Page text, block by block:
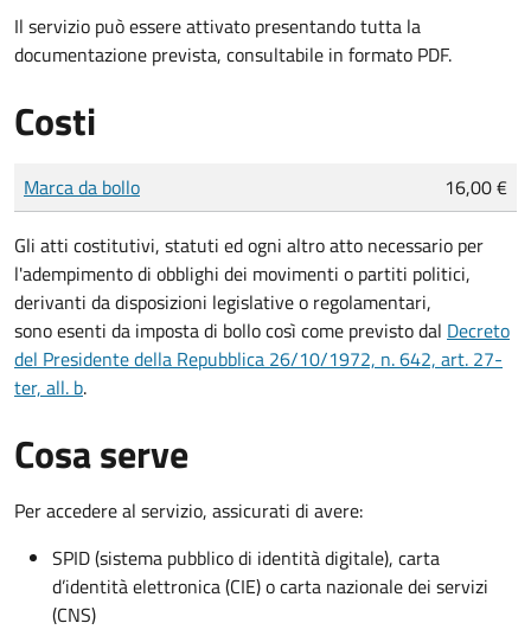
Il servizio può essere attivato presentando tutta la
documentazione prevista, consultabile in formato PDF.
Costi
Tipo di pagamento
Importo
Marca da bollo 16,00 €
Gli atti costitutivi, statuti ed ogni altro atto necessario per
l'adempimento di obblighi dei movimenti o partiti politici,
derivanti da disposizioni legislative o regolamentari,
sono esenti da imposta di bollo così come previsto dal Decreto
del Presidente della Repubblica 26/10/1972, n. 642, art. 27-
ter, all. b.
Cosa serve
Per accedere al servizio, assicurati di avere:
SPID (sistema pubblico di identità digitale), carta
d’identità elettronica (CIE) o carta nazionale dei servizi
(CNS)